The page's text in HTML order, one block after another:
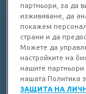
партньори, за да
изживяване, да
покажем
страни и да
Можете да
настройките на
нашите партньори
нашата Политика
ЗАЩИТА НА